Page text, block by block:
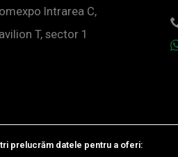
Intrarea C,
T, sector 1
prelucrăm datele pentru a oferi: